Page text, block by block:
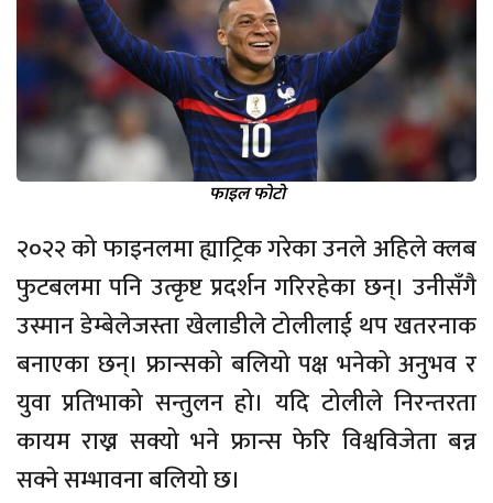
फाइल फोटो
२०२२ को फाइनलमा ह्याट्रिक गरेका उनले अहिले क्लब
फुटबलमा पनि उत्कृष्ट प्रदर्शन गरिरहेका छन्। उनीसँगै
उस्मान डेम्बेलेजस्ता खेलाडीले टोलीलाई थप खतरनाक
बनाएका छन्। फ्रान्सको बलियो पक्ष भनेको अनुभव र
युवा प्रतिभाको सन्तुलन हो। यदि टोलीले निरन्तरता
कायम राख्न सक्यो भने फ्रान्स फेरि विश्वविजेता बन्न
सक्ने सम्भावना बलियो छ।